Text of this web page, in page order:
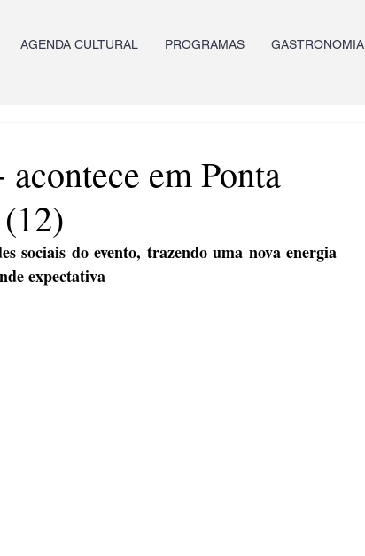
AGENDA CULTURAL PROGRAMAS GASTRONOMIA
em Ponta
sociais do evento, trazendo uma nova energia
expectativa